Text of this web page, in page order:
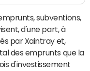
subventions,
d'une part, à
par Xaintray et,
des emprunts que la
d'investissement